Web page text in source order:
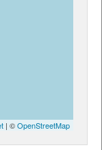
| ©OpenStreetMap